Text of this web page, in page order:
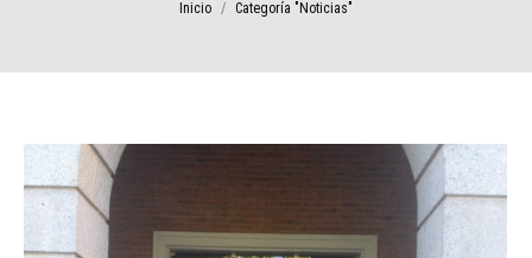
Estás aquí:
Inicio Categoría "Noticias"